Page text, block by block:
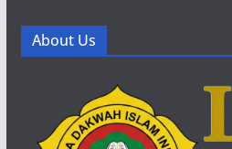
About Us